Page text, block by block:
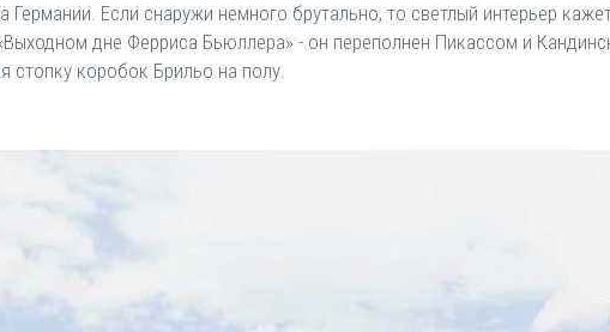
Германии. Если снаружи немного брутально, то светлый интерьер
дне Ферриса Бьюллера» - он переполнен Пикассом и
стопку коробок Брильо на полу.